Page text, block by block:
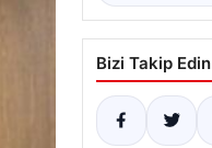
Bizi Takip Edin